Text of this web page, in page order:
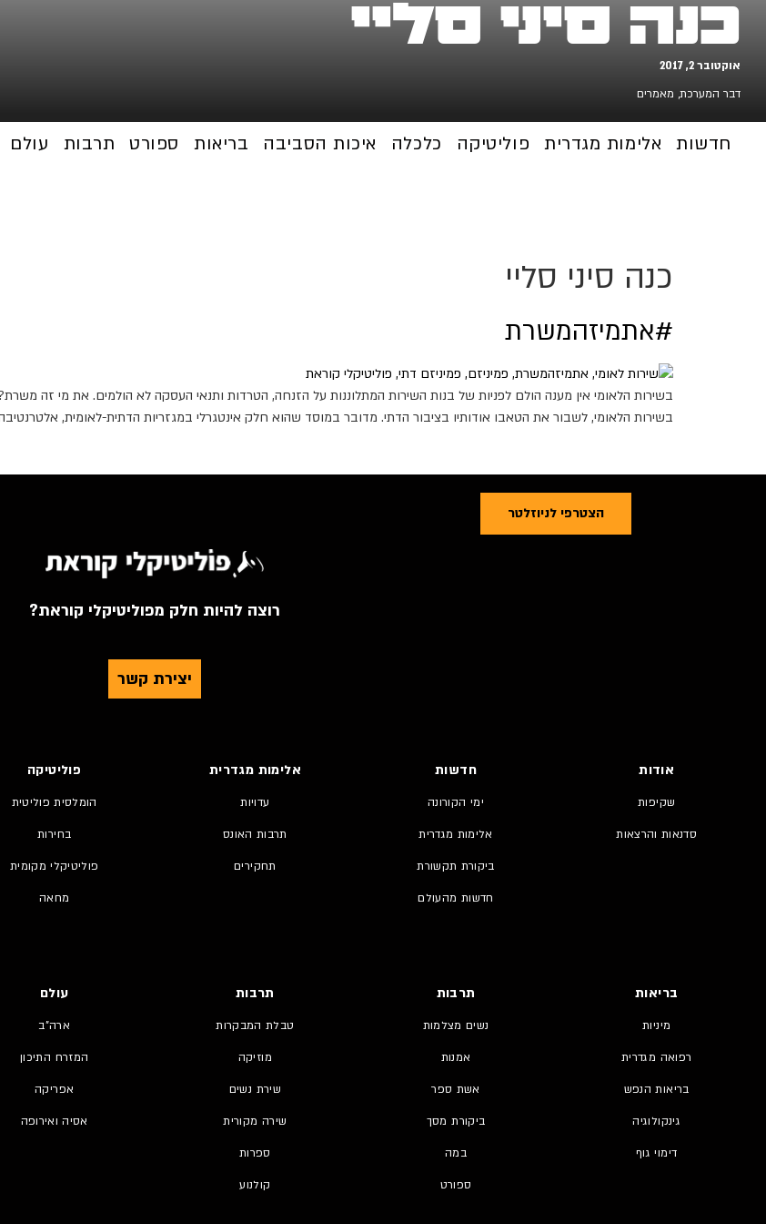
כנה סיני סליי
אוקטובר 2, 2017
דבר המערכת, מאמרים
חדשות אלימות מגדרית פוליטיקה כלכלה איכות הסביבה בריאות ספורט תרבות עולם
כנה סיני סליי
#אתמיזהמשרת
בשירות הלאומי אין מענה הולם לפניות של בנות השירות המתלוננות על הזנחה, הטרדות ותנאי העסקה לא הולמים. את מי זה
בשירות הלאומי, לשבור את הטאבו אודותיו בציבור הדתי. מדובר במוסד שהוא חלק אינטגרלי במגזריות הדתית-לאומית,
הצטרפי לניוזלטר
רוצה להיות חלק מפוליטיקלי קוראת?
יצירת קשר
אודות
שקיפות
סדנאות והרצאות
חדשות
ימי הקורונה
אלימות מגדרית
ביקורת תקשורת
חדשות מהעולם
אלימות מגדרית
עדויות
תרבות האונס
תחקירים
פוליטיקה
הומלסית פוליטית
בחירות
פוליטיקלי מקומית
מחאה
בריאות
מיניות
רפואה מגדרית
בריאות הנפש
גינקולוגיה
דימוי גוף
תרבות
נשים מצלמות
אמנות
אשת ספר
ביקורת מסך
במה
ספורט
תרבות
טבלת המבקרות
מוזיקה
שירת נשים
שירה מקורית
ספרות
קולנוע
עולם
ארה"ב
המזרח התיכון
אפריקה
אסיה ואירופה